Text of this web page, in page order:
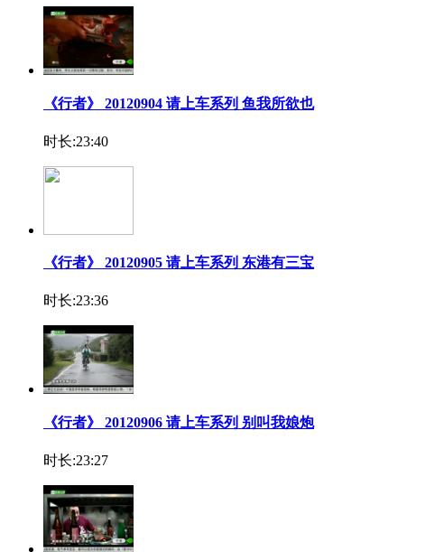
《行者》 20120904 请上车系列 鱼我所欲也
时长:23:40
《行者》 20120905 请上车系列 东港有三宝
时长:23:36
《行者》 20120906 请上车系列 别叫我娘炮
时长:23:27